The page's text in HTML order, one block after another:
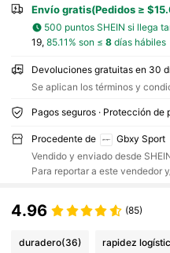
Envío gratis(Pedidos ≥
500 puntos SHEIN si llega
19, 85.11% son ≤ 8días hábiles
Devoluciones gratuitas en 30
Se aplican los términos y
Pagos seguros · Protección de
Procedente de
Gbxy Sport
Vendido y enviado desde
Para reportar a este vendedor
4.96 (85)
duradero(36) rapidez